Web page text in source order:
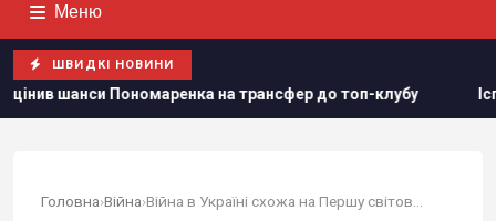
Меню
ШВИДКІ НОВИНИ
на трансфер до топ-клубу Іспанія викарбувала
Головна›Війна›